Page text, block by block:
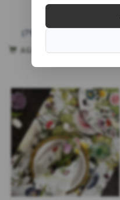
799,20 DKK
AGGIUNGI AL CARRELLO